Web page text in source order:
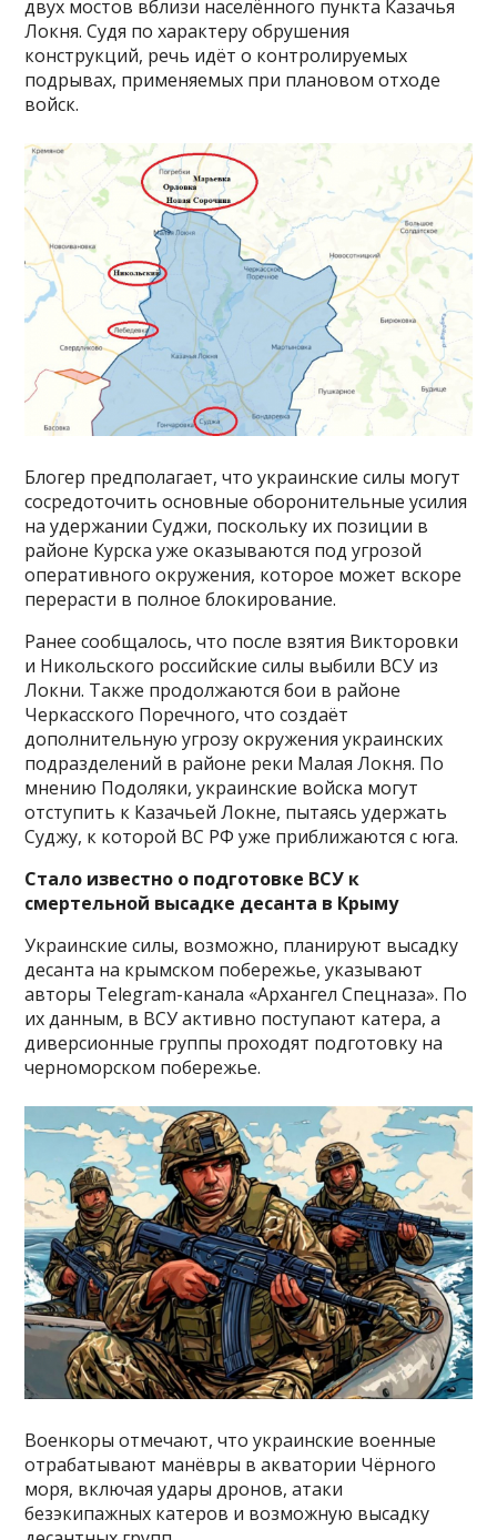
двух мостов вблизи населённого пункта Казачья
Локня. Судя по характеру обрушения
конструкций, речь идёт о контролируемых
подрывах, применяемых при плановом отходе
войск.
Блогер предполагает, что украинские силы могут
сосредоточить основные оборонительные усилия
на удержании Суджи, поскольку их позиции в
районе Курска уже оказываются под угрозой
оперативного окружения, которое может вскоре
перерасти в полное блокирование.
Ранее сообщалось, что после взятия Викторовки
и Никольского российские силы выбили ВСУ из
Локни. Также продолжаются бои в районе
Черкасского Поречного, что создаёт
дополнительную угрозу окружения украинских
подразделений в районе реки Малая Локня. По
мнению Подоляки, украинские войска могут
отступить к Казачьей Локне, пытаясь удержать
Суджу, к которой ВС РФ уже приближаются с юга.
Стало известно о подготовке ВСУ к
смертельной высадке десанта в Крыму
Украинские силы, возможно, планируют высадку
десанта на крымском побережье, указывают
авторы Telegram-канала «Архангел Спецназа». По
их данным, в ВСУ активно поступают катера, а
диверсионные группы проходят подготовку на
черноморском побережье.
Военкоры отмечают, что украинские военные
отрабатывают манёвры в акватории Чёрного
моря, включая удары дронов, атаки
безэкипажных катеров и возможную высадку